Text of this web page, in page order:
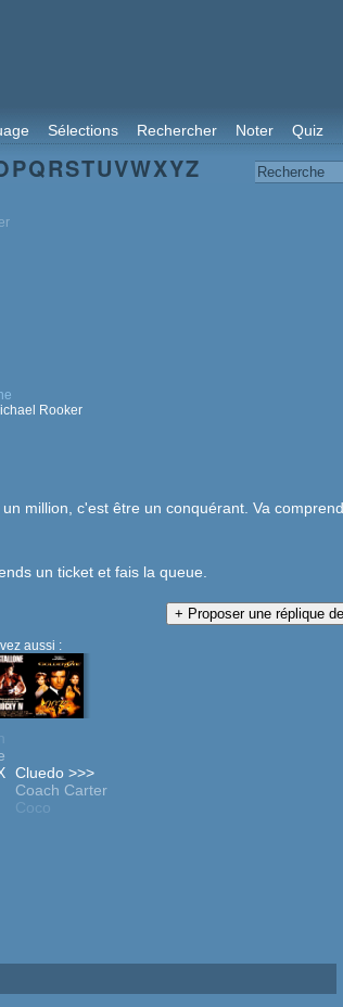
Sélections Rechercher Noter Quiz
PQRSTUVWXYZ
Rooker
million, c'est être un conquérant. Va
un ticket et fais la queue.
aussi :
Cluedo >>>
Coach Carter
Coco